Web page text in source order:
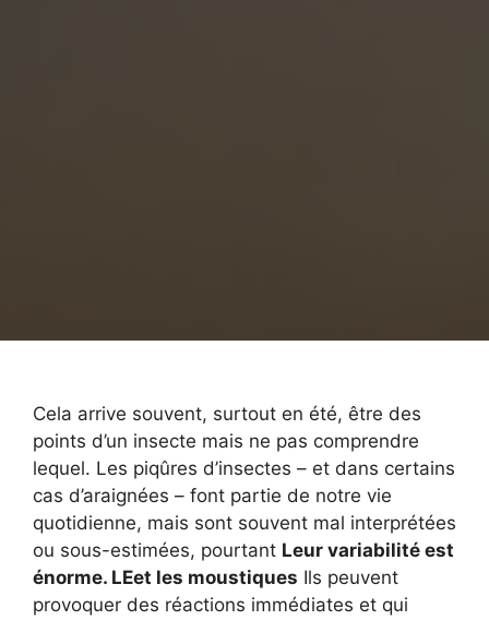
Cela arrive souvent, surtout en été, être des
points d’un insecte mais ne pas comprendre
lequel. Les piqûres d’insectes – et dans certains
cas d’araignées – font partie de notre vie
quotidienne, mais sont souvent mal interprétées
ou sous-estimées, pourtant Leur variabilité est
énorme. LEet les moustiques Ils peuvent
provoquer des réactions immédiates et qui